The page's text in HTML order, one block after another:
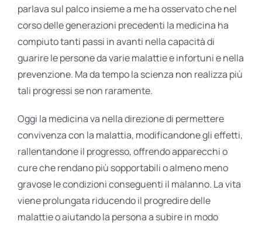
parlava sul palco insieme a me ha osservato che nel
corso delle generazioni precedenti la medicina ha
compiuto tanti passi in avanti nella capacità di
guarire le persone da varie malattie e infortuni e nella
prevenzione. Ma da tempo la scienza non realizza più
tali progressi se non raramente.
Oggi la medicina va nella direzione di permettere
convivenza con la malattia, modificandone gli effetti,
rallentandone il progresso, offrendo apparecchi o
cure che rendano più sopportabili o almeno meno
gravose le condizioni conseguenti il malanno. La vita
viene prolungata riducendo il progredire delle
malattie o aiutando la persona a subire in modo